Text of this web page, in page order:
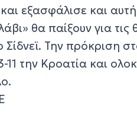
εξασφάλισε και
θα παίξουν για
Σίδνεϊ. Την πρόκριση
11 την Κροατία και